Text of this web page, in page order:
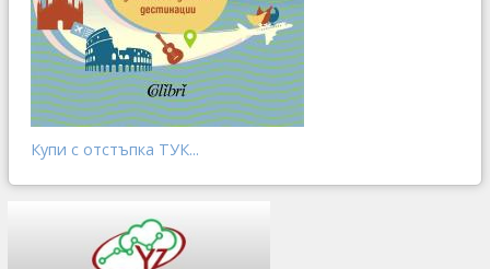
Купи с отстъпка ТУК...